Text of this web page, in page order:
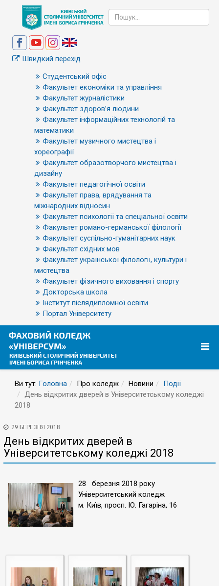
Швидкий перехід
Студентський офіс
Факультет економіки та управління
Факультет журналістики
Факультет здоров’я людини
Факультет інформаційних технологій та
математики
Факультет музичного мистецтва і
хореографії
Факультет образотворчого мистецтва і
дизайну
Факультет педагогічної освіти
Факультет права, врядування та
міжнародних відносин
Факультет психології та спеціальної освіти
Факультет романо-германської філології
Факультет суспільно-гуманітарних наук
Факультет східних мов
Факультет української філології, культури і
мистецтва
Факультет фізичного виховання і спорту
Докторська школа
Інститут післядипломної освіти
Портал Університету
Ви тут: Головна Про коледж Новини
Події
День відкритих дверей в Університетському коледжі
2018
29 БЕРЕЗНЯ 2018
День відкритих дверей в
Університетському коледжі 2018
28 березня 2018 року
Університетський коледж
м. Київ, просп. Ю. Гагаріна, 16